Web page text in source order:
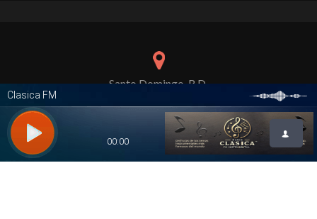
Santo Domingo, R.D.
pmpublicidad137@gmail.com